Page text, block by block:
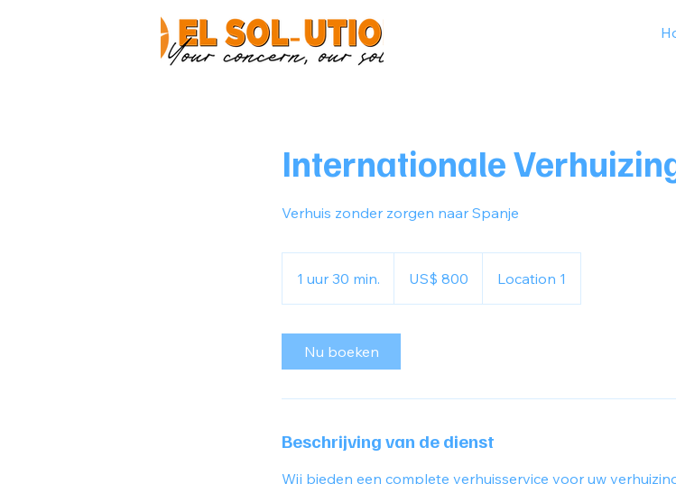
Internationale
Verhuis zonder zorgen naar Spanje
1 uur 30 min.
u
0
.
US$ 800 Location 1
Nu boeken
Beschrijving van de dienst
Wij bieden een complete verhuisservice voor uw